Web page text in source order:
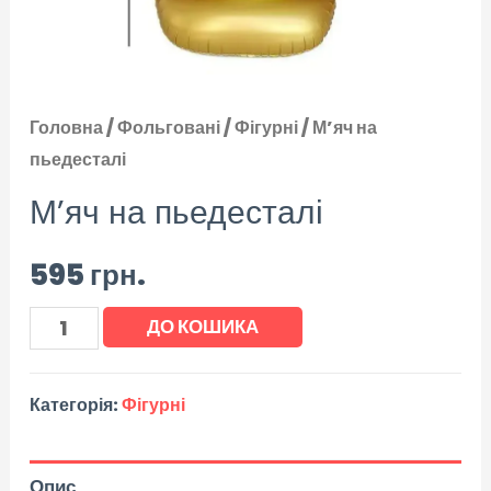
Головна/Фольговані/Фігурні/ М’яч на
пьедесталі
М’яч на пьедесталі
595грн.
ДО КОШИКА
Категорія:Фігурні